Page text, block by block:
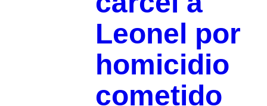
Leonel por
homicidio
cometido